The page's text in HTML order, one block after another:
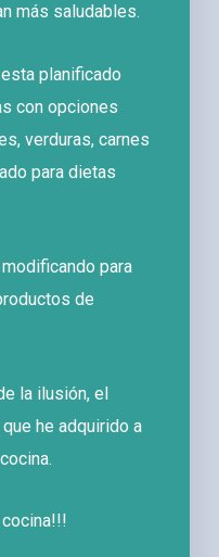
más saludables.
planificado
con opciones
verduras, carnes
para dietas
para
de
la ilusión, el
he adquirido a